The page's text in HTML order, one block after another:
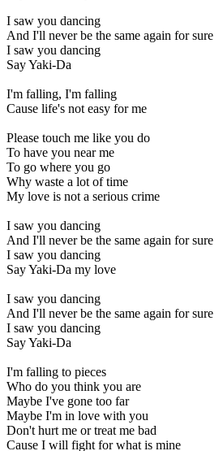
I saw you dancing
And I'll never be the same again for sure
I saw you dancing
Say Yaki-Da
I'm falling, I'm falling
Cause life's not easy for me
Please touch me like you do
To have you near me
To go where you go
Why waste a lot of time
My love is not a serious crime
I saw you dancing
And I'll never be the same again for sure
I saw you dancing
Say Yaki-Da my love
I saw you dancing
And I'll never be the same again for sure
I saw you dancing
Say Yaki-Da
I'm falling to pieces
Who do you think you are
Maybe I've gone too far
Maybe I'm in love with you
Don't hurt me or treat me bad
Cause I will fight for what is mine